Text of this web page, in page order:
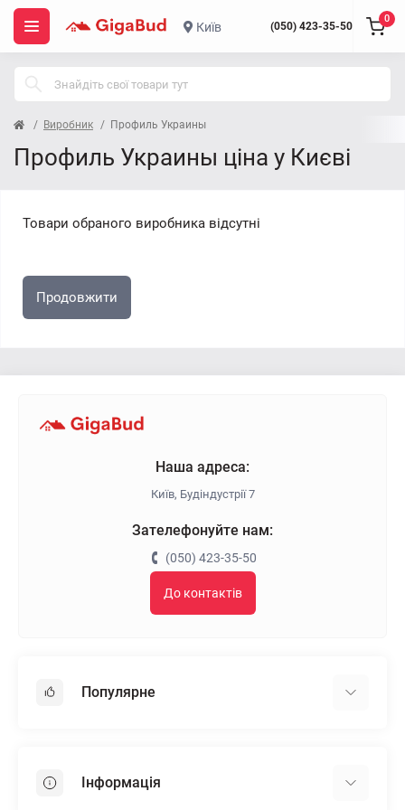
Київ (050) 423-35-50
0
Виробник Профиль Украины
Профиль Украины ціна у Києві
Товари обраного виробника відсутні
Продовжити
Наша адреса:
Київ, Будіндустрії 7
Зателефонуйте нам:
(050) 423-35-50
До контактів
Популярне
Пінопласт
Інформація